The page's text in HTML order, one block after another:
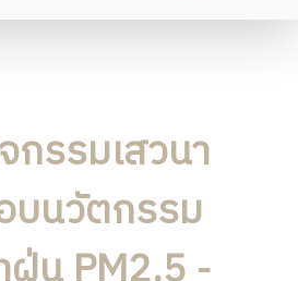
รรมเสวนา
บนวัตกรรม